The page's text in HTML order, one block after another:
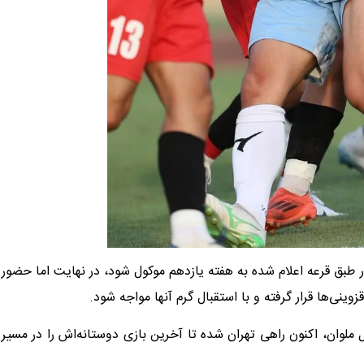
قرعه اعلام شده به هفته یازدهم موکول شود، در نهایت اما حضور
قرار گرفته و با استقبال گرم آنها مواجه شود.
اکنون راهی تهران شده تا آخرین بازی دوستانه‌اش را در مسیر